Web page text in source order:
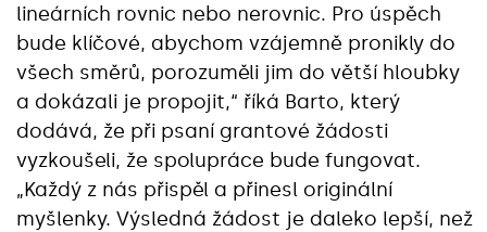
lineárních rovnic nebo nerovnic. Pro úspěch
bude klíčové, abychom vzájemně pronikly do
všech směrů, porozuměli jim do větší hloubky
a dokázali je propojit,“ říká Barto, který
dodává, že při psaní grantové žádosti
vyzkoušeli, že spolupráce bude fungovat.
„Každý z nás přispěl a přinesl originální
myšlenky. Výsledná žádost je daleko lepší, než